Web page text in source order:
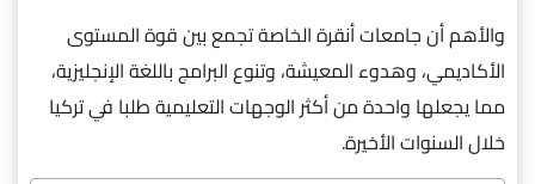
والأهم أن جامعات أنقرة الخاصة تجمع بين قوة المستوى
الأكاديمي، وهدوء المعيشة، وتنوع البرامج باللغة الإنجليزية،
مما يجعلها واحدة من أكثر الوجهات التعليمية طلبا في تركيا
خلال السنوات الأخيرة.